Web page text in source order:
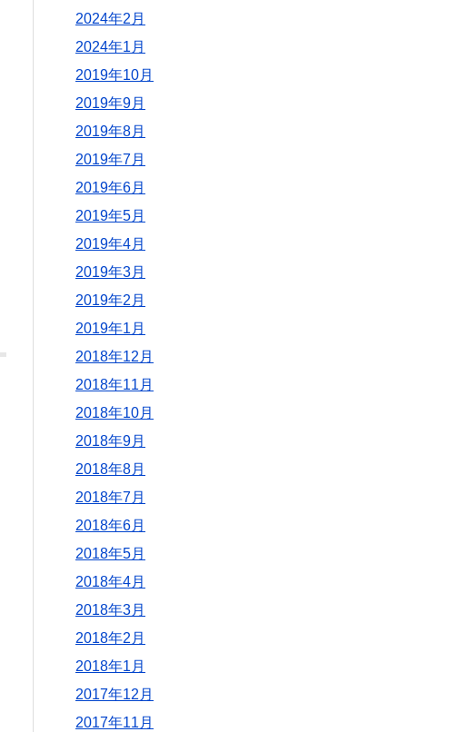
2024年2月
2024年1月
2019年10月
2019年9月
2019年8月
2019年7月
2019年6月
2019年5月
2019年4月
2019年3月
2019年2月
2019年1月
2018年12月
2018年11月
2018年10月
2018年9月
2018年8月
2018年7月
2018年6月
2018年5月
2018年4月
2018年3月
2018年2月
2018年1月
2017年12月
2017年11月